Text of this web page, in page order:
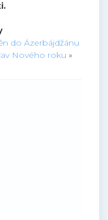
do Ázerbájdžánu
Nového roku »